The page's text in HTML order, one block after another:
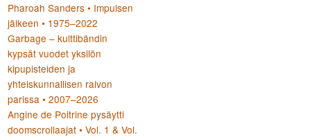
Pharoah Sanders • Impulsen
jälkeen • 1975–2022
Garbage – kulttibändin
kypsät vuodet yksilön
kipupisteiden ja
yhteiskunnallisen raivon
parissa • 2007–2026
Angine de Poitrine pysäytti
doomscrollaajat • Vol. 1 & Vol.